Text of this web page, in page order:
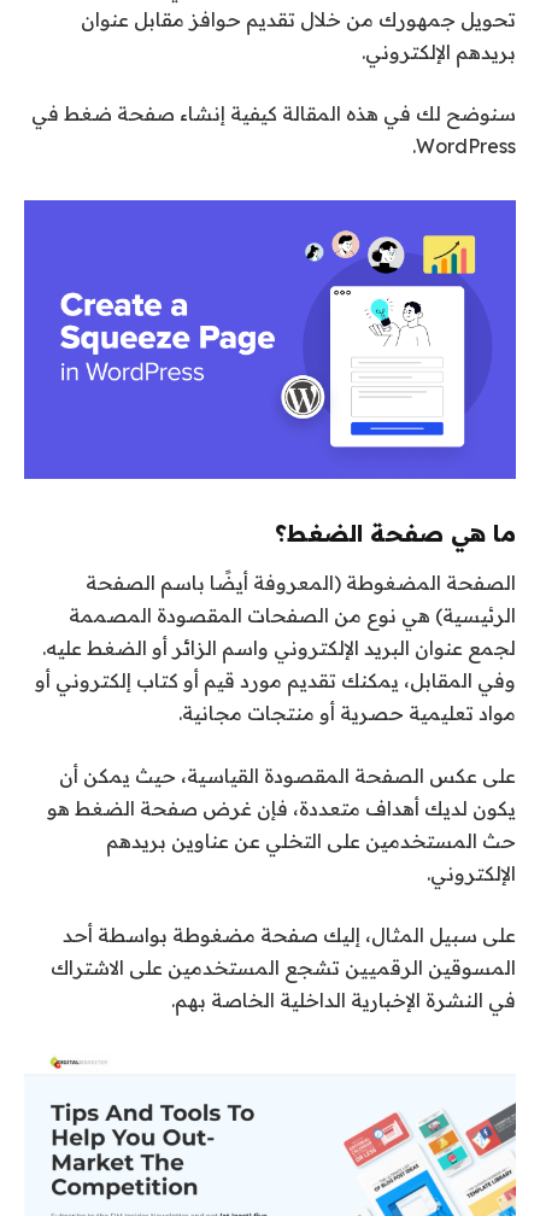
تحويل جمهورك من خلال تقديم حوافز مقابل عنوان
بريدهم الإلكتروني.
سنوضح لك في هذه المقالة كيفية إنشاء صفحة ضغط في
WordPress.
ما هي صفحة الضغط؟
الصفحة المضغوطة (المعروفة أيضًا باسم الصفحة
الرئيسية) هي نوع من الصفحات المقصودة المصممة
لجمع عنوان البريد الإلكتروني واسم الزائر أو الضغط عليه.
وفي المقابل، يمكنك تقديم مورد قيم أو كتاب إلكتروني أو
مواد تعليمية حصرية أو منتجات مجانية.
على عكس الصفحة المقصودة القياسية، حيث يمكن أن
يكون لديك أهداف متعددة، فإن غرض صفحة الضغط هو
حث المستخدمين على التخلي عن عناوين بريدهم
الإلكتروني.
على سبيل المثال، إليك صفحة مضغوطة بواسطة أحد
المسوقين الرقميين تشجع المستخدمين على الاشتراك
في النشرة الإخبارية الداخلية الخاصة بهم.